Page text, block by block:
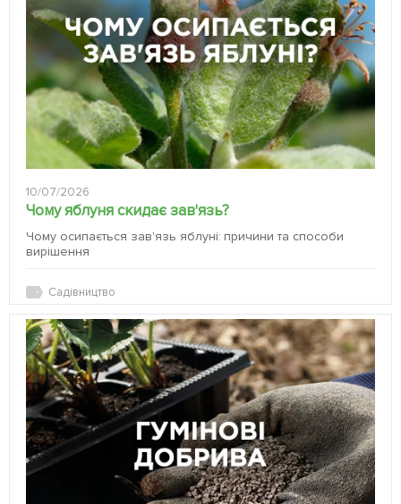
10/07/2026
Чому яблуня скидає зав'язь?
Чому осипається зав'язь яблуні: причини та способи
вирішення
Садівництво